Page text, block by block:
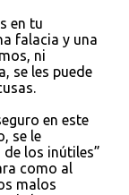
en tu
falacia y una
ni
se les puede
en este
se le
los inútiles”
como al
malos